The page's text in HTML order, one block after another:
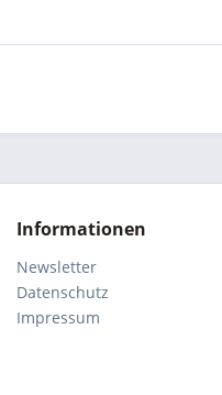
Informationen
Newsletter
Datenschutz
Impressum